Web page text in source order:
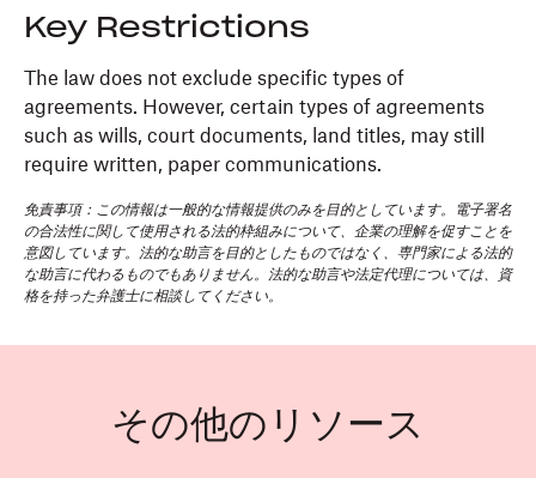
Key Restrictions
The law does not exclude specific types of
agreements. However, certain types of agreements
such as wills, court documents, land titles, may still
require written, paper communications.
免責事項：この情報は一般的な情報提供のみを目的としています。電子署名
の合法性に関して使用される法的枠組みについて、企業の理解を促すことを
意図しています。法的な助言を目的としたものではなく、専門家による法的
な助言に代わるものでもありません。法的な助言や法定代理については、資
格を持った弁護士に相談してください。
その他のリソース